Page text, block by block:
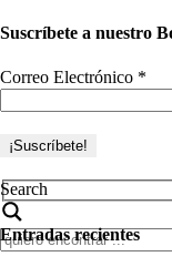
Suscríbete a nuestro
Correo Electrónico *
Search
Entradas recientes